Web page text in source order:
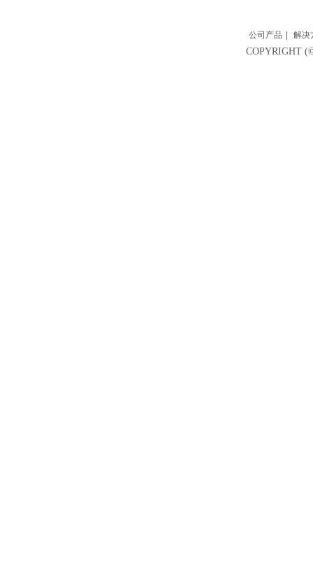
公司产品 解决
COPYRIGHT